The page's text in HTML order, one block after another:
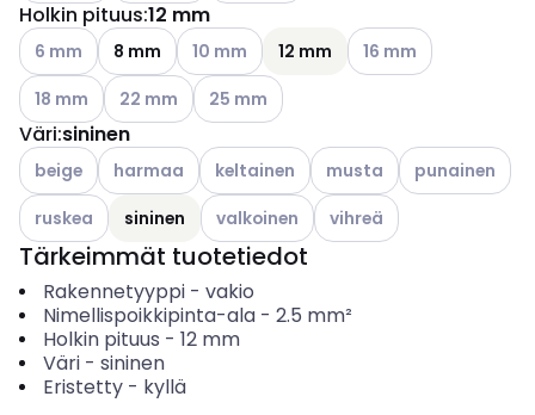
Holkin pituus:12 mm
Katso käytettävissä olevat vaihtoehdot
6 mm 8 mm Katso käytettävissä olevat vaihtoehdot
10 mm 12 mm Katso käytettävissä
16 mm
Katso käytettävissä olevat vaihtoehdot
18 mm Katso käytettävissä olevat vaihtoehdot
22 mm Katso käytettävissä olevat vaihtoehdot
25 mm
Väri:sininen
Katso käytettävissä olevat vaihtoehdot
beige Katso käytettävissä olevat vaihtoehdot
harmaa Katso käytettävissä olevat vaihtoehdot
keltainen Katso käytettävissä
musta Katso
punainen
Katso käytettävissä olevat vaihtoehdot
ruskea sininen Katso käytettävissä olevat vaihtoehdot
valkoinen Katso käytettävissä
vihreä
Tärkeimmät tuotetiedot
Rakennetyyppi- vakio
Nimellispoikkipinta-ala- 2.5 mm²
Holkin pituus - 12 mm
Väri- sininen
Eristetty- kyllä